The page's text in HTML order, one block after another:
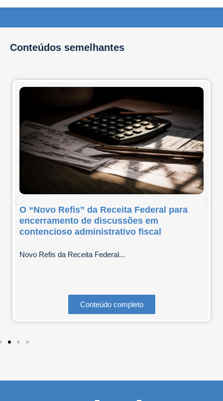
Conteúdos semelhantes
O “Novo Refis” da Receita Federal para
encerramento de discussões em
contencioso administrativo fiscal
Novo Refis da Receita Federal...
Conteúdo completo